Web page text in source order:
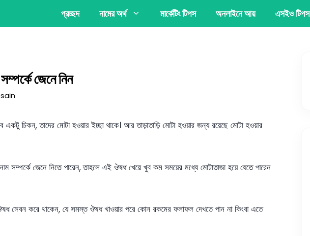
প্রচ্ছদ নামের অর্থ মার্কেটিং টিপস অনলাইনে আয় এসইও টিপস
জেনে নিন
একটু চিকন, তাদের মোটা হওয়ার ইচ্ছা থাকে। আর তাড়াতাড়ি মোটা হওয়ার জন্য রয়েছে মোটা হওয়ার
সম্পর্কে জেনে নিতে পারেন, তাহলে এই ঔষধ খেয়ে খুব কম সময়ের মধ্যে মোটাতাজা হয়ে যেতে পারেন
সেবন করে থাকেন, যে সমস্ত ঔষধ খাওয়ার পরে কোন রকমের ফলাফল দেখতে পান না কিংবা এতে